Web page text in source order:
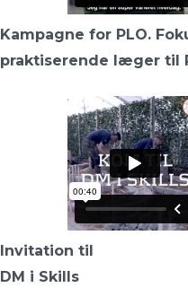
Kampagne for PLO.
praktiserende læger til
Invitation til
DM i Skills